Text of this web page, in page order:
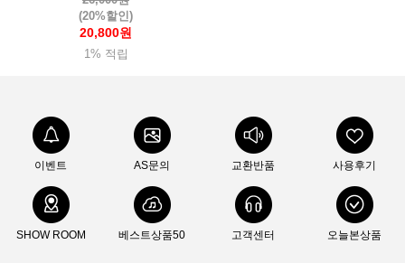
몬스터라이트 몬테라(Monterra)
미니멀웍스(Mnmalworks)
베어본즈(Barebones) 벤퀘스트(Vanquest) 벨락(BellRock)
벨토(Vellto) 보커(Boker) 본플래그(Bonflag) 부쉬크래프트
부에노웍스 브로너(Broner)
블랙다이아몬드(Blackdia) 블랜더보틀(BlenderBottle)
(20%할인)
20,800원
1% 적립
이벤트 AS문의 교환반품 사용후기
SHOW ROOM 베스트상품50 고객센터 오늘본상품